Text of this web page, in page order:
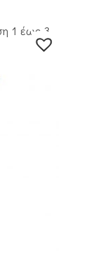
1 έως 3